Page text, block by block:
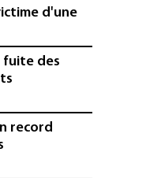
d'une
fuite des
record